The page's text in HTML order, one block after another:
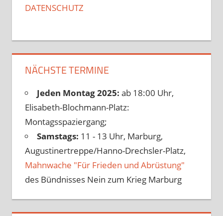
DATENSCHUTZ
NÄCHSTE TERMINE
Jeden Montag 2025: ab 18:00 Uhr,
Elisabeth-Blochmann-Platz:
Montagsspaziergang;
Samstags: 11 - 13 Uhr, Marburg,
Augustinertreppe/Hanno-Drechsler-Platz,
Mahnwache "Für Frieden und Abrüstung"
des Bündnisses Nein zum Krieg Marburg